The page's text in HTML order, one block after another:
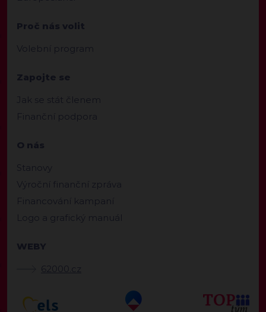
Proč nás volit
Volební program
Zapojte se
Jak se stát členem
Finanční podpora
O nás
Stanovy
Výroční finanční zpráva
Financování kampaní
Logo a grafický manuál
WEBY
62000.cz